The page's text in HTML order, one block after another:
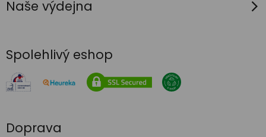
Naše výdejna
Spolehlivý eshop
Doprava